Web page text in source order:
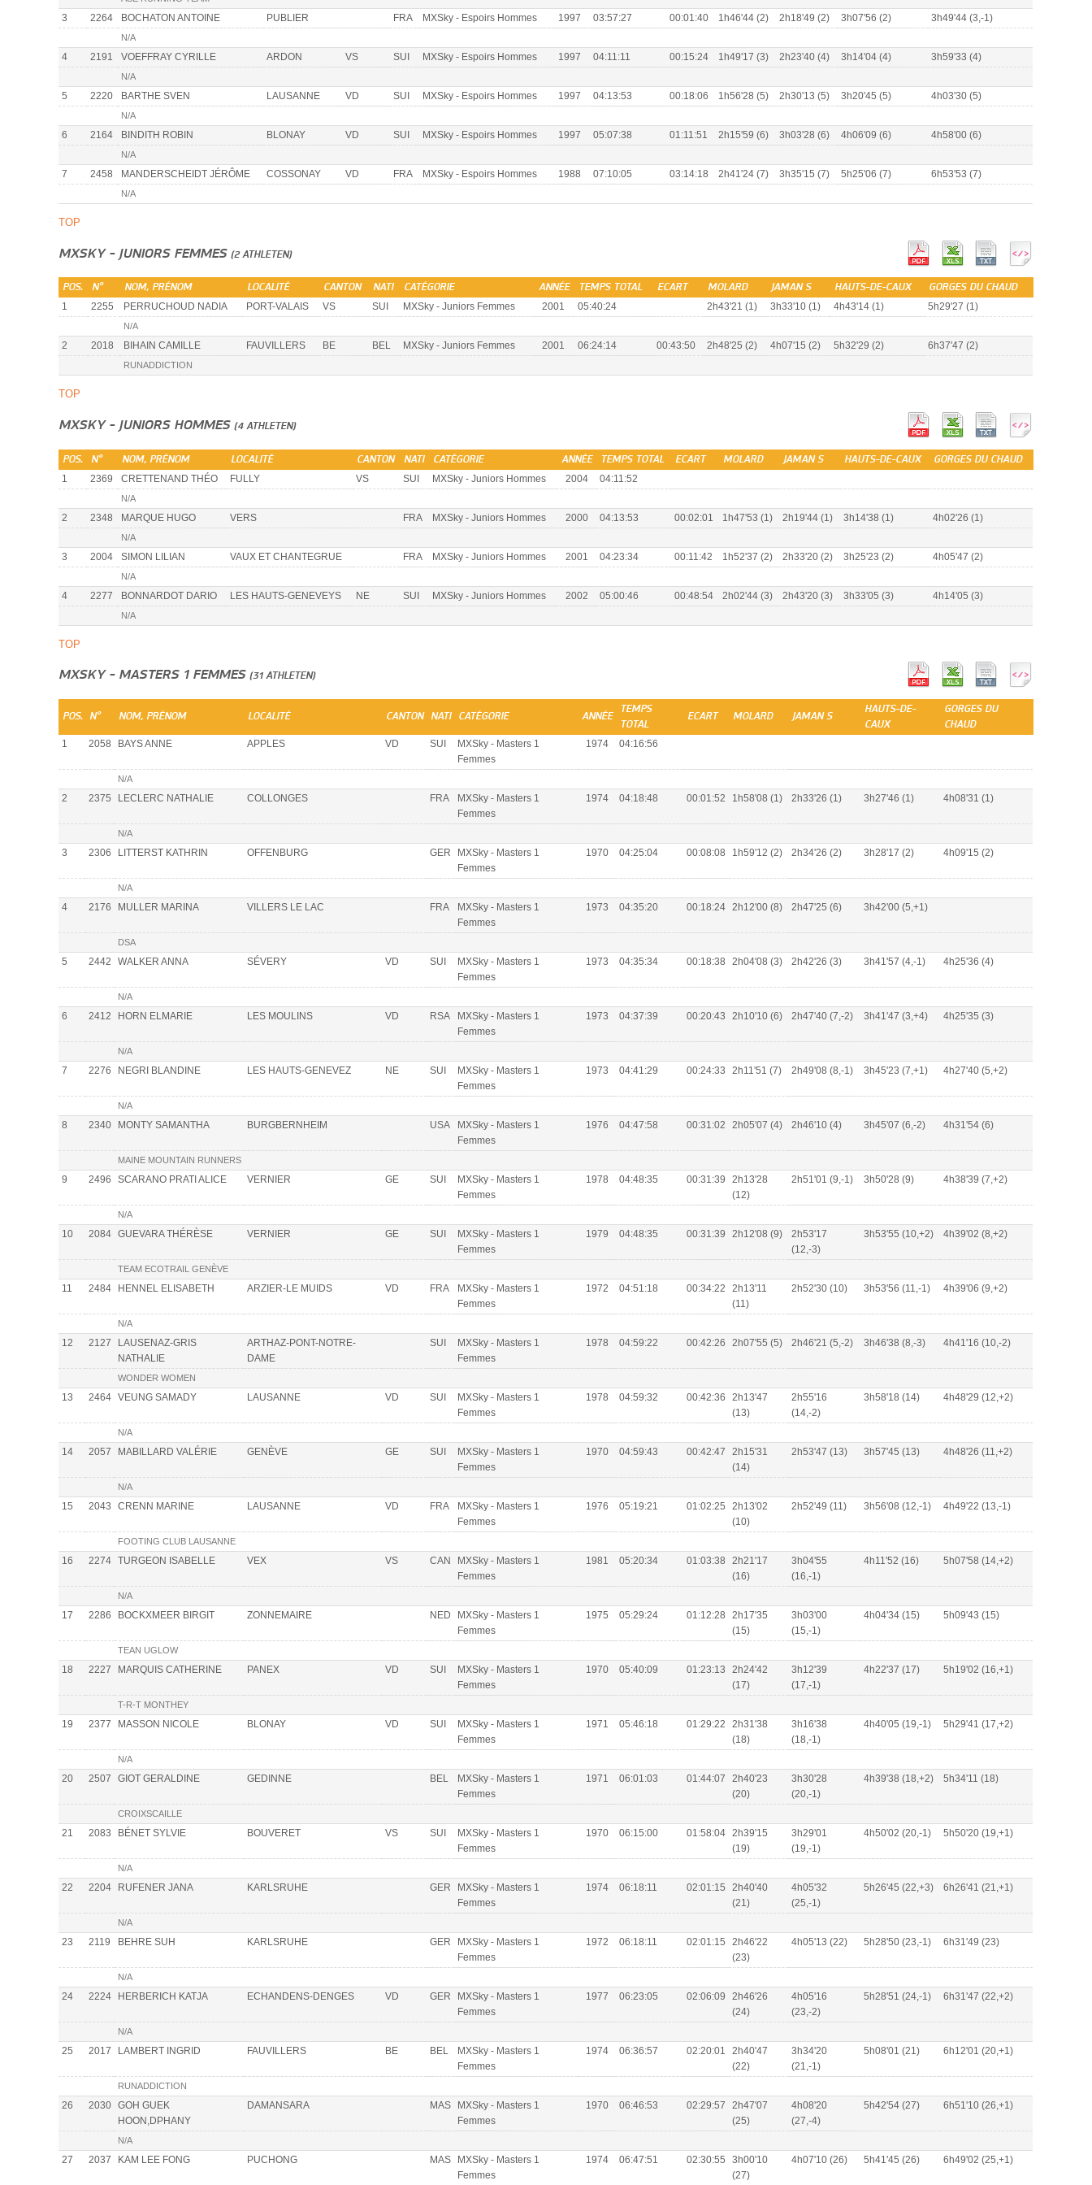
3 2264 BOCHATON ANTOINE PUBLIER FRA MXSky - Espoirs Hommes 1997 03:57:27 00:01:40 1h46'44 (2) 2h18'49 (2) 3h07'56 (2) 3h49'44 (3,-1)
N/A
4 2191 VOEFFRAY CYRILLE ARDON VS SUI MXSky - Espoirs Hommes 1997 04:11:11 00:15:24 1h49'17 (3) 2h23'40 (4) 3h14'04 (4) 3h59'33 (4)
N/A
5 2220 BARTHE SVEN LAUSANNE VD SUI MXSky - Espoirs Hommes 1997 04:13:53 00:18:06 1h56'28 (5) 2h30'13 (5) 3h20'45 (5) 4h03'30 (5)
N/A
6 2164 BINDITH ROBIN BLONAY VD SUI MXSky - Espoirs Hommes 1997 05:07:38 01:11:51 2h15'59 (6) 3h03'28 (6) 4h06'09 (6) 4h58'00 (6)
N/A
7 2458 MANDERSCHEIDT JÉRÔME COSSONAY VD FRA MXSky - Espoirs Hommes 1988 07:10:05 03:14:18 2h41'24 (7) 3h35'15 (7) 5h25'06 (7) 6h53'53 (7)
N/A
TOP
MXSKY - JUNIORS FEMMES (2 ATHLETEN)
POS. N° NOM, PRÉNOM LOCALITÉ CANTON NATI CATÉGORIE ANNÉE TEMPS TOTAL ECART MOLARD JAMAN S HAUTS-DE-CAUX GORGES DU CHAUD
1 2255 PERRUCHOUD NADIA PORT-VALAIS VS SUI MXSky - Juniors Femmes 2001 05:40:24 2h43'21 (1) 3h33'10 (1) 4h43'14 (1) 5h29'27 (1)
N/A
2 2018 BIHAIN CAMILLE FAUVILLERS BE BEL MXSky - Juniors Femmes 2001 06:24:14 00:43:50 2h48'25 (2) 4h07'15 (2) 5h32'29 (2) 6h37'47 (2)
RUNADDICTION
TOP
MXSKY - JUNIORS HOMMES (4 ATHLETEN)
POS. N° NOM, PRÉNOM LOCALITÉ CANTON NATI CATÉGORIE ANNÉE TEMPS TOTAL ECART MOLARD JAMAN S HAUTS-DE-CAUX GORGES DU CHAUD
1 2369 CRETTENAND THÉO FULLY VS SUI MXSky - Juniors Hommes 2004 04:11:52
N/A
2 2348 MARQUE HUGO VERS FRA MXSky - Juniors Hommes 2000 04:13:53 00:02:01 1h47'53 (1) 2h19'44 (1) 3h14'38 (1) 4h02'26 (1)
N/A
3 2004 SIMON LILIAN VAUX ET CHANTEGRUE FRA MXSky - Juniors Hommes 2001 04:23:34 00:11:42 1h52'37 (2) 2h33'20 (2) 3h25'23 (2) 4h05'47 (2)
N/A
4 2277 BONNARDOT DARIO LES HAUTS-GENEVEYS NE SUI MXSky - Juniors Hommes 2002 05:00:46 00:48:54 2h02'44 (3) 2h43'20 (3) 3h33'05 (3) 4h14'05 (3)
N/A
TOP
MXSKY - MASTERS 1 FEMMES (31 ATHLETEN)
POS. N° NOM, PRÉNOM LOCALITÉ CANTON NATI CATÉGORIE ANNÉE
TEMPS
TOTAL
ECART MOLARD JAMAN S
HAUTS-DE-
CAUX
GORGES DU
CHAUD
1 2058 BAYS ANNE APPLES VD SUI
MXSky - Masters 1
Femmes
1974 04:16:56
N/A
2 2375 LECLERC NATHALIE COLLONGES FRA
MXSky - Masters 1
Femmes
1974 04:18:48 00:01:52 1h58'08 (1) 2h33'26 (1) 3h27'46 (1) 4h08'31 (1)
N/A
3 2306 LITTERST KATHRIN OFFENBURG GER
MXSky - Masters 1
Femmes
1970 04:25:04 00:08:08 1h59'12 (2) 2h34'26 (2) 3h28'17 (2) 4h09'15 (2)
N/A
4 2176 MULLER MARINA VILLERS LE LAC FRA
MXSky - Masters 1
Femmes
1973 04:35:20 00:18:24 2h12'00 (8) 2h47'25 (6) 3h42'00 (5,+1)
DSA
5 2442 WALKER ANNA SÉVERY VD SUI
MXSky - Masters 1
Femmes
1973 04:35:34 00:18:38 2h04'08 (3) 2h42'26 (3) 3h41'57 (4,-1) 4h25'36 (4)
N/A
6 2412 HORN ELMARIE LES MOULINS VD RSA
MXSky - Masters 1
Femmes
1973 04:37:39 00:20:43 2h10'10 (6) 2h47'40 (7,-2) 3h41'47 (3,+4) 4h25'35 (3)
N/A
7 2276 NEGRI BLANDINE LES HAUTS-GENEVEZ NE SUI
MXSky - Masters 1
Femmes
1973 04:41:29 00:24:33 2h11'51 (7) 2h49'08 (8,-1) 3h45'23 (7,+1) 4h27'40 (5,+2)
N/A
8 2340 MONTY SAMANTHA BURGBERNHEIM USA
MXSky - Masters 1
Femmes
1976 04:47:58 00:31:02 2h05'07 (4) 2h46'10 (4) 3h45'07 (6,-2) 4h31'54 (6)
MAINE MOUNTAIN RUNNERS
9 2496 SCARANO PRATI ALICE VERNIER GE SUI
MXSky - Masters 1
Femmes
1978 04:48:35 00:31:39
2h13'28
(12)
2h51'01 (9,-1) 3h50'28 (9) 4h38'39 (7,+2)
N/A
10 2084 GUEVARA THÉRÈSE VERNIER GE SUI
MXSky - Masters 1
Femmes
1979 04:48:35 00:31:39 2h12'08 (9)
2h53'17
(12,-3)
3h53'55 (10,+2) 4h39'02 (8,+2)
TEAM ECOTRAIL GENÈVE
11 2484 HENNEL ELISABETH ARZIER-LE MUIDS VD FRA
MXSky - Masters 1
Femmes
1972 04:51:18 00:34:22
2h13'11
(11)
2h52'30 (10) 3h53'56 (11,-1) 4h39'06 (9,+2)
N/A
12 2127
LAUSENAZ-GRIS
NATHALIE
ARTHAZ-PONT-NOTRE-
DAME
SUI
MXSky - Masters 1
Femmes
1978 04:59:22 00:42:26 2h07'55 (5) 2h46'21 (5,-2) 3h46'38 (8,-3) 4h41'16 (10,-2)
WONDER WOMEN
13 2464 VEUNG SAMADY LAUSANNE VD SUI
MXSky - Masters 1
Femmes
1978 04:59:32 00:42:36
2h13'47
(13)
2h55'16
(14,-2)
3h58'18 (14) 4h48'29 (12,+2)
N/A
14 2057 MABILLARD VALÉRIE GENÈVE GE SUI
MXSky - Masters 1
Femmes
1970 04:59:43 00:42:47
2h15'31
(14)
2h53'47 (13) 3h57'45 (13) 4h48'26 (11,+2)
N/A
15 2043 CRENN MARINE LAUSANNE VD FRA
MXSky - Masters 1
Femmes
1976 05:19:21 01:02:25
2h13'02
(10)
2h52'49 (11) 3h56'08 (12,-1) 4h49'22 (13,-1)
FOOTING CLUB LAUSANNE
16 2274 TURGEON ISABELLE VEX VS CAN
MXSky - Masters 1
Femmes
1981 05:20:34 01:03:38
2h21'17
(16)
3h04'55
(16,-1)
4h11'52 (16) 5h07'58 (14,+2)
N/A
17 2286 BOCKXMEER BIRGIT ZONNEMAIRE NED
MXSky - Masters 1
Femmes
1975 05:29:24 01:12:28
2h17'35
(15)
3h03'00
(15,-1)
4h04'34 (15) 5h09'43 (15)
TEAN UGLOW
18 2227 MARQUIS CATHERINE PANEX VD SUI
MXSky - Masters 1
Femmes
1970 05:40:09 01:23:13
2h24'42
(17)
3h12'39
(17,-1)
4h22'37 (17) 5h19'02 (16,+1)
T-R-T MONTHEY
19 2377 MASSON NICOLE BLONAY VD SUI
MXSky - Masters 1
Femmes
1971 05:46:18 01:29:22
2h31'38
(18)
3h16'38
(18,-1)
4h40'05 (19,-1) 5h29'41 (17,+2)
N/A
20 2507 GIOT GERALDINE GEDINNE BEL
MXSky - Masters 1
Femmes
1971 06:01:03 01:44:07
2h40'23
(20)
3h30'28
(20,-1)
4h39'38 (18,+2) 5h34'11 (18)
CROIXSCAILLE
21 2083 BÉNET SYLVIE BOUVERET VS SUI
MXSky - Masters 1
Femmes
1970 06:15:00 01:58:04
2h39'15
(19)
3h29'01
(19,-1)
4h50'02 (20,-1) 5h50'20 (19,+1)
N/A
22 2204 RUFENER JANA KARLSRUHE GER
MXSky - Masters 1
Femmes
1974 06:18:11 02:01:15
2h40'40
(21)
4h05'32
(25,-1)
5h26'45 (22,+3) 6h26'41 (21,+1)
N/A
23 2119 BEHRE SUH KARLSRUHE GER
MXSky - Masters 1
Femmes
1972 06:18:11 02:01:15
2h46'22
(23)
4h05'13 (22) 5h28'50 (23,-1) 6h31'49 (23)
N/A
24 2224 HERBERICH KATJA ECHANDENS-DENGES VD GER
MXSky - Masters 1
Femmes
1977 06:23:05 02:06:09
2h46'26
(24)
4h05'16
(23,-2)
5h28'51 (24,-1) 6h31'47 (22,+2)
N/A
25 2017 LAMBERT INGRID FAUVILLERS BE BEL
MXSky - Masters 1
Femmes
1974 06:36:57 02:20:01
2h40'47
(22)
3h34'20
(21,-1)
5h08'01 (21) 6h12'01 (20,+1)
RUNADDICTION
26 2030 GOH GUEK
HOON,DPHANY
DAMANSARA MAS
MXSky - Masters 1
Femmes
1970 06:46:53 02:29:57
2h47'07
(25)
4h08'20
(27,-4)
5h42'54 (27) 6h51'10 (26,+1)
N/A
27 2037 KAM LEE FONG PUCHONG MAS
MXSky - Masters 1
Femmes
1974 06:47:51 02:30:55
3h00'10
(27)
4h07'10 (26) 5h41'45 (26) 6h49'02 (25,+1)